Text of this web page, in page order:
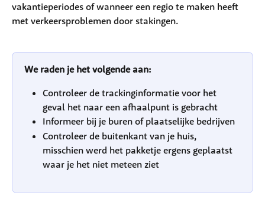
vakantieperiodes of wanneer een regio te maken heeft
met verkeersproblemen door stakingen.
We raden je het volgende aan:
Controleer de trackinginformatie voor het
geval het naar een afhaalpunt is gebracht
Informeer bij je buren of plaatselijke bedrijven
Controleer de buitenkant van je huis,
misschien werd het pakketje ergens geplaatst
waar je het niet meteen ziet